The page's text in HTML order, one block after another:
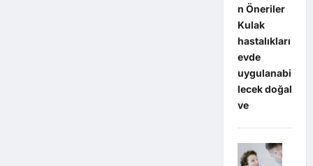
n Öneriler
Kulak
hastalıkları
evde
uygulanabi
lecek doğal
ve